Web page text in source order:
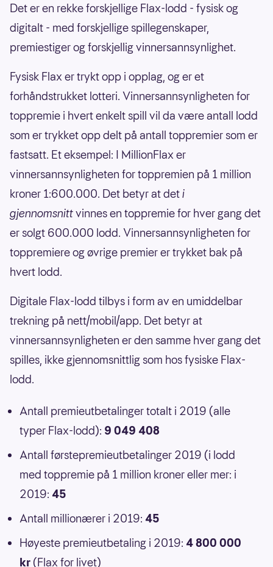
Det er en rekke forskjellige Flax-lodd - fysisk og
digitalt - med forskjellige spillegenskaper,
premiestiger og forskjellig vinnersannsynlighet.
Fysisk Flax er trykt opp i opplag, og er et
forhåndstrukket lotteri. Vinnersannsynligheten for
toppremie i hvert enkelt spill vil da være antall lodd
som er trykket opp delt på antall toppremier som er
fastsatt. Et eksempel: I MillionFlax er
vinnersannsynligheten for toppremien på 1 million
kroner 1:600.000. Det betyr at deti
gjennomsnittvinnes en toppremie for hver gang det
er solgt 600.000 lodd. Vinnersannsynligheten for
toppremiere og øvrige premier er trykket bak på
hvert lodd.
Digitale Flax-lodd tilbys i form av en umiddelbar
trekning på nett/mobil/app. Det betyr at
vinnersannsynligheten er den samme hver gang det
spilles, ikke gjennomsnittlig som hos fysiske Flax-
lodd.
Antall premieutbetalinger totalt i 2019 (alle
typer Flax-lodd): 9 049 408
Antall førstepremieutbetalinger 2019 (i lodd
med toppremie på 1 million kroner eller mer: i
2019: 45
Antall millionærer i 2019: 45
Høyeste premieutbetaling i 2019: 4 800 000
kr (Flax for livet)